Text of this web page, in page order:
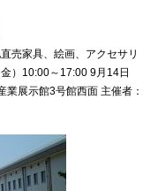
売家具、絵画、アクセサリ
）10:00～17:00 9月14日
業展示館3号館西面 主催者：